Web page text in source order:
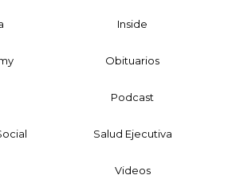
Inside
Obituarios
Podcast
Salud Ejecutiva
Videos